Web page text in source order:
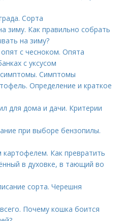
Сорта
зиму. Как правильно собрать
на зиму?
с чесноком. Опята
с уксусом
симптомы. Симптомы
Определение и краткое
для дома и дачи. Критерии
при выборе бензопилы.
картофелем. Как превратить
в духовке, в тающий во
сорта. Черешня
Почему кошка боится